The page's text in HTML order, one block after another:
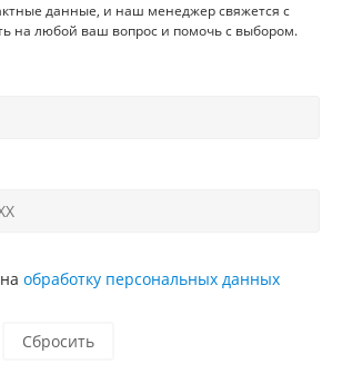
данные, и наш менеджер свяжется с
на любой ваш вопрос и помочь с выбором.
обработку персональных данных